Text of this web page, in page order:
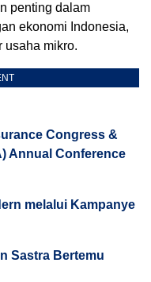
penting dalam
ekonomi Indonesia,
usaha mikro.
Congress &
Annual Conference
melalui Kampanye
Sastra Bertemu